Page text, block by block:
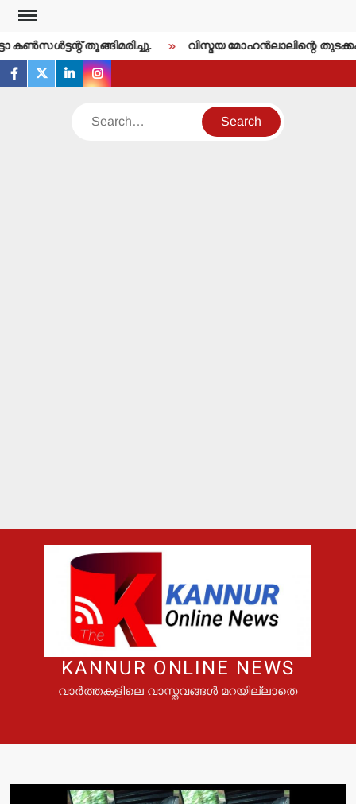
Skip
content
കണ്‍സള്‍ട്ടന്റ് തൂങ്ങിമരിച്ചു. വിസ്മയ മോഹന്‍ലാലിന്റെ തുടക്കം
facebook
twitterlinkedininstagram
Search
KANNUR ONLINE NEWS
വാർത്തകളിലെ വാസ്തവങ്ങൾ മറയില്ലാതെ